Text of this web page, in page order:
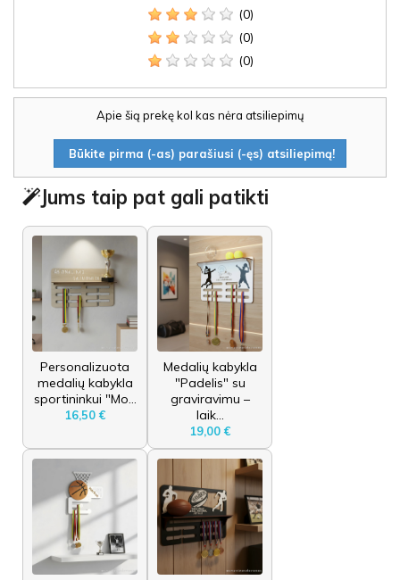
(0)
(0)
(0)
Apie šią prekę kol kas nėra atsiliepimų
Būkite pirma (-as) parašiusi (-ęs) atsiliepimą!
Jums taip pat gali patikti
Personalizuota
medalių kabykla
sportininkui "Mo...
16,50 €
Medalių kabykla
"Padelis" su
graviravimu –
laik...
19,00 €